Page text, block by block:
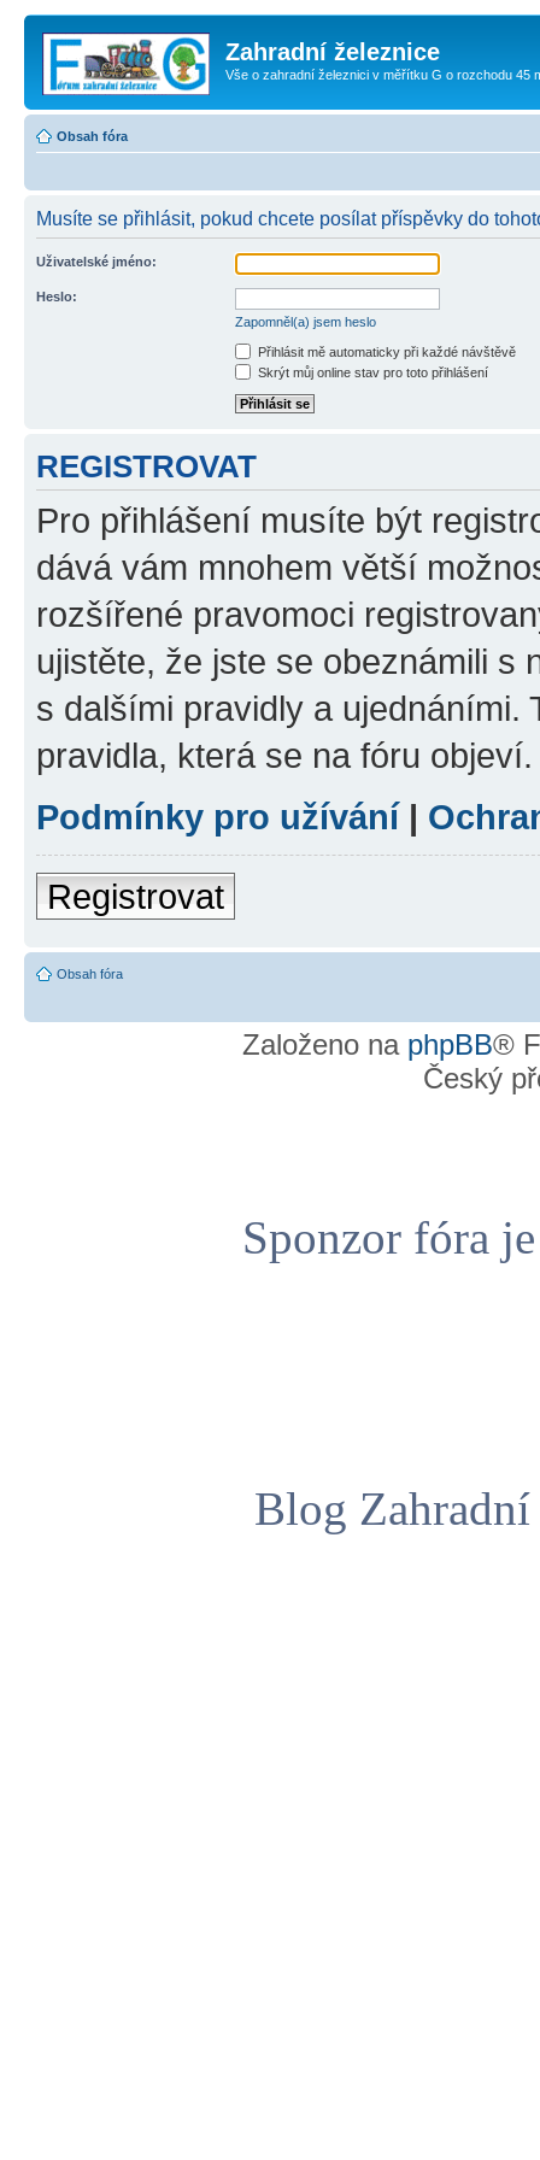
Zahradní železnice
Vše o zahradní železnici v měřítku G o rozchodu 45
Obsah fóra
Musíte se přihlásit, pokud chcete posílat příspěvky do
Uživatelské jméno:
Heslo:
Zapomněl(a) jsem heslo
Přihlásit mě automaticky při každé návštěvě
Skrýt můj online stav pro toto přihlášení
REGISTROVAT
Pro přihlášení musíte být
dává vám mnohem větší
rozšířené pravomoci
ujistěte, že jste se obeznámili s
s dalšími pravidly a ujednáními.
pravidla, která se na fóru objeví.
Podmínky pro užívání |
Registrovat
Obsah fóra
Založeno na phpBB®
Český
Sponzor fóra
Blog